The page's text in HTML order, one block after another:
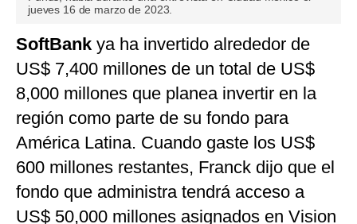
jueves 16 de marzo de 2023.
SoftBank ya ha invertido alrededor de
US$ 7,400 millones de un total de US$
8,000 millones que planea invertir en la
región como parte de su fondo para
América Latina. Cuando gaste los US$
600 millones restantes, Franck dijo que el
fondo que administra tendrá acceso a
US$ 50,000 millones asignados en Vision